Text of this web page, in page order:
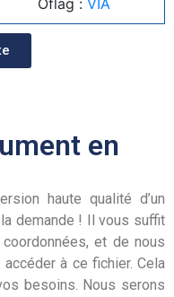
Oflag : VIA
en
haute qualité d’un
demande ! Il vous suffit
et de nous
à ce fichier. Cela
besoins. Nous serons